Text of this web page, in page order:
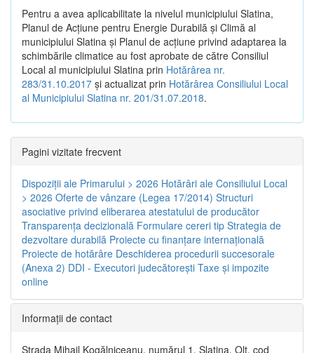
Pentru a avea aplicabilitate la nivelul municipiului Slatina,
Planul de Acţiune pentru Energie Durabilă şi Climă al
municipiului Slatina şi Planul de acţiune privind adaptarea la
schimbările climatice au fost aprobate de către Consiliul
Local al municipiului Slatina prin Hotărârea nr.
283/31.10.2017 și actualizat prin Hotărârea Consiliului Local
al Municipiului Slatina nr. 201/31.07.2018.
Pagini vizitate frecvent
Dispoziţii ale Primarului > 2026 Hotărâri ale Consiliului Local
> 2026 Oferte de vânzare (Legea 17/2014) Structuri
asociative privind eliberarea atestatului de producător
Transparenţa decizională Formulare cereri tip Strategia de
dezvoltare durabilă Proiecte cu finanţare internaţională
Proiecte de hotărâre Deschiderea procedurii succesorale
(Anexa 2) DDI - Executori judecătorești Taxe şi impozite
online
Informaţii de contact
Strada Mihail Kogălniceanu, numărul 1, Slatina, Olt, cod